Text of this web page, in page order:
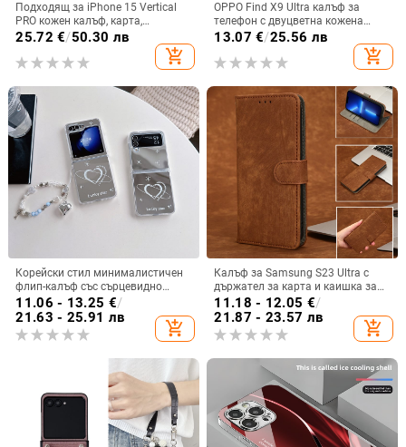
Подходящ за iPhone 15 Vertical
PRO кожен калъф, карта,
оксфордски плат, найлонов плат,
мобилен телефон
25.72 €/50.30 лв
add_shopping_cart
OPPO Find X9 Ultra калъф за
телефон с двуцветна кожена
текстура и флуоресцентни линии,
13.07 €/25.56 лв
add_shopping_cart
Корейски стил минималистичен
флип-калъф със сърцевидно
огледало за Samsung Galaxy Z
Flip 3/4/5
11.06 - 13.25 €/
21.63 - 25.91 лв
add_shopping_cart
Калъф за Samsung S23 Ultra с
държател за карта и каишка за
през врата
11.18 - 12.05 €/
21.87 - 23.57 лв
add_shopping_cart